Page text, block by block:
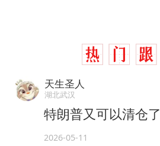
天生圣人
湖北武汉
特朗普又可以清仓了
2026-05-11